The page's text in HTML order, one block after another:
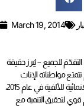
March 19, 2014
للجميع – يُبرز حقيقة
مواطناته الإناث
بالمساواة الكاملة. ومع اقتراب الموعد النهائي لتحقيق الأهداف الإنمائية للألفية في عام 2015،
قوي لتحقيق التنمية مع